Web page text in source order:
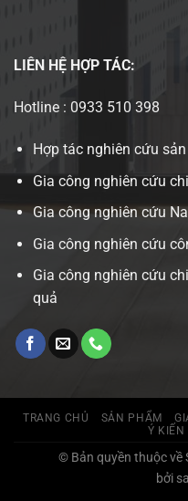
LIÊN HỆ HỢP TÁC:
Hotline : 0933 510 398
Hợp tác nghiên cứu
Gia công nghiên cứu
Gia công nghiên cứu
Gia công nghiên cứu
Gia công nghiên cứu
quả
TRANG CHỦ SẢN PHẨM
Ý
© Bản quyền thuộc về
bởi